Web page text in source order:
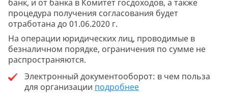
банк, и от банка в Комитет госдоходов, а также
процедура получения согласования будет
отработана до 01.06.2020 г.
На операции юридических лиц, проводимые в
безналичном порядке, ограничения по сумме не
распространяются.
Электронный документооборот: в чем польза
для организации подробнее